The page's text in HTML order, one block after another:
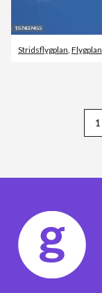
Stridsflygplan Flygplan